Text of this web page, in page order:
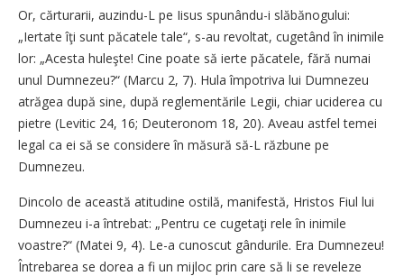
Or, cărturarii, auzindu-L pe Iisus spunându-i slăbănogului:
„Iertate îţi sunt păcatele tale“, s-au revoltat, cugetând în inimile
lor: „Acesta huleşte! Cine poate să ierte păcatele, fără numai
unul Dumnezeu?“ (Marcu 2, 7). Hula împotriva lui Dumnezeu
atrăgea după sine, după reglementările Legii, chiar uciderea cu
pietre (Levitic 24, 16; Deuteronom 18, 20). Aveau astfel temei
legal ca ei să se considere în măsură să-L răzbune pe
Dumnezeu.
Dincolo de această atitudine ostilă, manifestă, Hristos Fiul lui
Dumnezeu i-a întrebat: „Pentru ce cugetaţi rele în inimile
voastre?“ (Matei 9, 4). Le-a cunoscut gândurile. Era Dumnezeu!
Întrebarea se dorea a fi un mijloc prin care să li se reveleze